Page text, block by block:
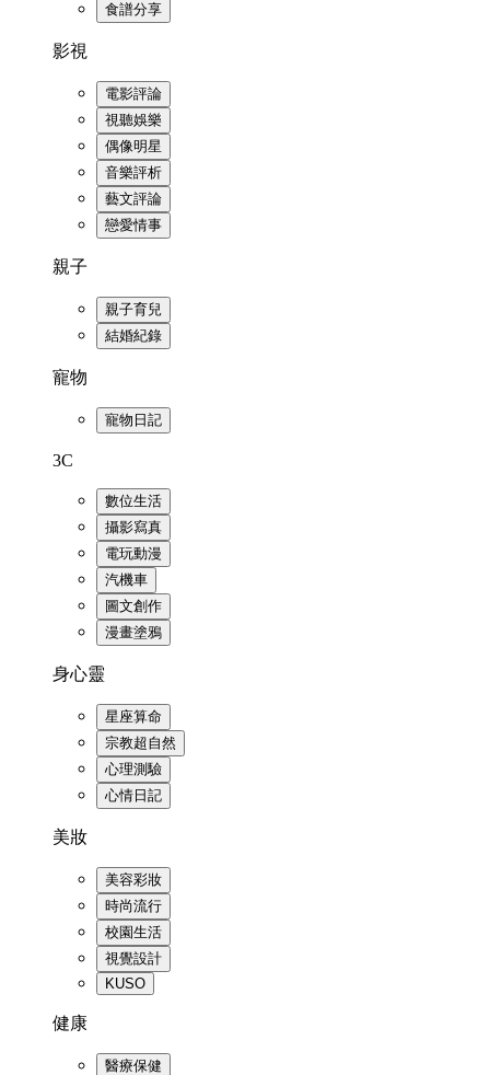
食譜分享
影視
電影評論
視聽娛樂
偶像明星
音樂評析
藝文評論
戀愛情事
親子
親子育兒
結婚紀錄
寵物
寵物日記
3C
數位生活
攝影寫真
電玩動漫
汽機車
圖文創作
漫畫塗鴉
身心靈
星座算命
宗教超自然
心理測驗
心情日記
美妝
美容彩妝
時尚流行
校園生活
視覺設計
KUSO
健康
醫療保健